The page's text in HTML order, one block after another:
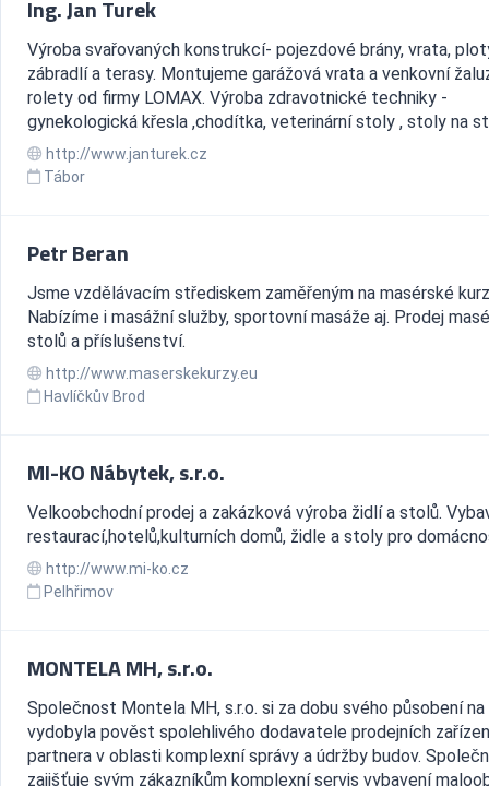
Ing. Jan Turek
Výroba svařovaných konstrukcí- pojezdové brány, vrata,
zábradlí a terasy. Montujeme garážová vrata a venkovní
rolety od firmy LOMAX. Výroba zdravotnické techniky -
gynekologická křesla ,chodítka, veterinární stoly , stoly na
http://www.janturek.cz
Tábor
Petr Beran
Jsme vzdělávacím střediskem zaměřeným na masérské
Nabízíme i masážní služby, sportovní masáže aj. Prodej
stolů a příslušenství.
http://www.maserskekurzy.eu
Havlíčkův Brod
MI-KO Nábytek, s.r.o.
Velkoobchodní prodej a zakázková výroba židlí a stolů.
restaurací,hotelů,kulturních domů, židle a stoly pro
http://www.mi-ko.cz
Pelhřimov
MONTELA MH, s.r.o.
Společnost Montela MH, s.r.o. si za dobu svého působení
vydobyla pověst spolehlivého dodavatele prodejních
partnera v oblasti komplexní správy a údržby budov.
zajišťuje svým zákazníkům komplexní servis vybavení